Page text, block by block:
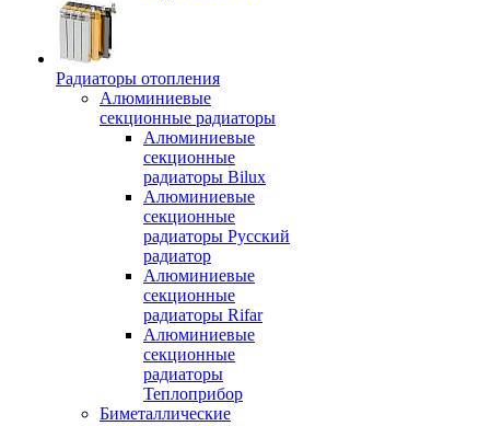
Радиаторы отопления
Алюминиевые
секционные радиаторы
Алюминиевые
секционные
радиаторы Bilux
Алюминиевые
секционные
радиаторы Русский
радиатор
Алюминиевые
секционные
радиаторы Rifar
Алюминиевые
секционные
радиаторы
Теплоприбор
Биметаллические